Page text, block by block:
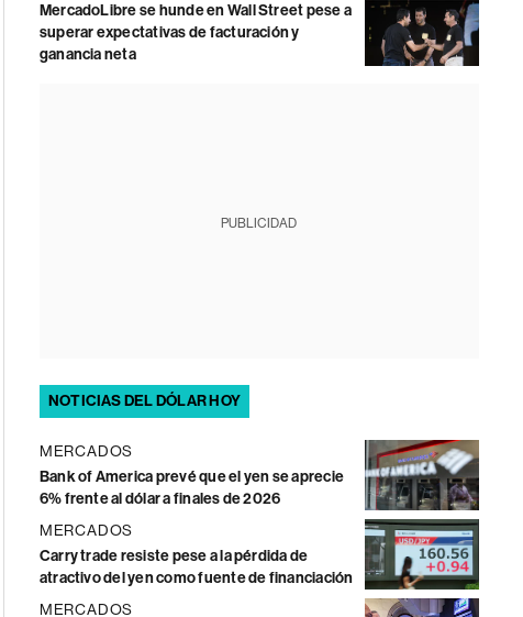
MercadoLibre se hunde en Wall Street pese a
superar expectativas de facturación y
ganancia neta
PUBLICIDAD
NOTICIAS DEL DÓLAR HOY
MERCADOS
Bank of America prevé que el yen se aprecie
6% frente al dólar a finales de 2026
MERCADOS
Carry trade resiste pese a la pérdida de
atractivo del yen como fuente de financiación
MERCADOS